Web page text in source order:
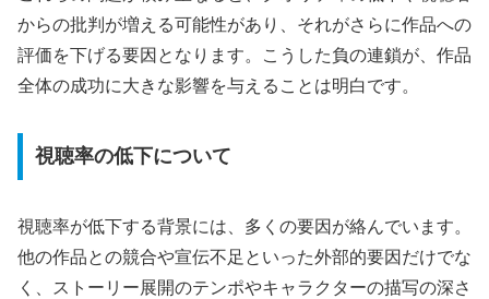
からの批判が増える可能性があり、それがさらに作品への
評価を下げる要因となります。こうした負の連鎖が、作品
全体の成功に大きな影響を与えることは明白です。
視聴率の低下について
視聴率が低下する背景には、多くの要因が絡んでいます。
他の作品との競合や宣伝不足といった外部的要因だけでな
く、ストーリー展開のテンポやキャラクターの描写の深さ